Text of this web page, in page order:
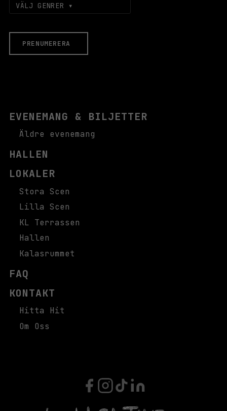
VÄLJ GENRER
PRENUMERERA
EVENEMANG & BILJETTER
Äldre evenemang
HALLEN
LOKALER
Stora Scen
Lilla Scen
KL Terrassen
Hallen
Kalasrummet
FAQ
KONTAKT
Hitta Hit
Om Oss